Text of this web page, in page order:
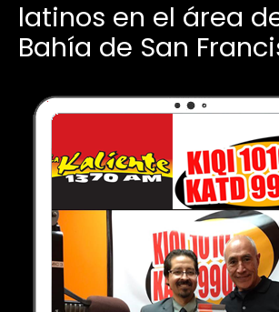
latinos en el área
Bahía de San